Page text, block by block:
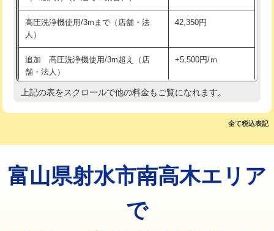
業）
排水管工事（追加 排水管工事/3ｍ超
え）
マス交換（土の掘削・埋め戻し作業） 11,000円~
マス交換（深さ50㎝以上） 66,000円
コンクリート斫り（厚さ10㎝超え）
高圧洗浄機使用/3mまで（店舗・法
人）
42,350円
追加 高圧洗浄機使用/3m超え（店
舗・法人）
+5,500円/ｍ
高度高圧洗浄換 現地調査
トーラー機使用/3mまで 33,000円
追加トーラー機使用/3m超え +3,300円
上記の表をスクロールで他の料金もご覧になれます。
全て税込表記
富山県射水市南高木エリア
で